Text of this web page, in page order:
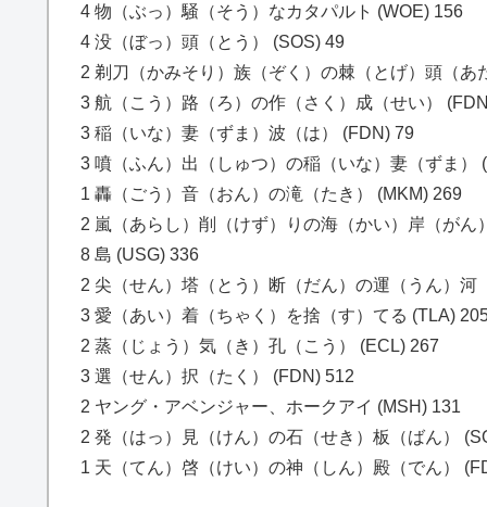
4 物（ぶっ）騒（そう）なカタパルト (WOE) 156
4 没（ぼっ）頭（とう） (SOS) 49
2 剃刀（かみそり）族（ぞく）の棘（とげ）頭（あ
3 航（こう）路（ろ）の作（さく）成（せい）
3 稲（いな）妻（ずま）波（は） (FDN) 79
3 噴（ふん）出（しゅつ）の稲（いな）妻（ずま）
1 轟（ごう）音（おん）の滝（たき） (MKM) 269
2 嵐（あらし）削（けず）りの海（かい）岸（がん
8 島 (USG) 336
2 尖（せん）塔（とう）断（だん）の運（うん）河
3 愛（あい）着（ちゃく）を捨（す）てる (TLA)
2 蒸（じょう）気（き）孔（こう） (ECL) 267
3 選（せん）択（たく） (FDN) 512
2 ヤング・アベンジャー、ホークアイ (MSH) 131
2 発（はっ）見（けん）の石（せき）板（ばん）
1 天（てん）啓（けい）の神（しん）殿（でん）